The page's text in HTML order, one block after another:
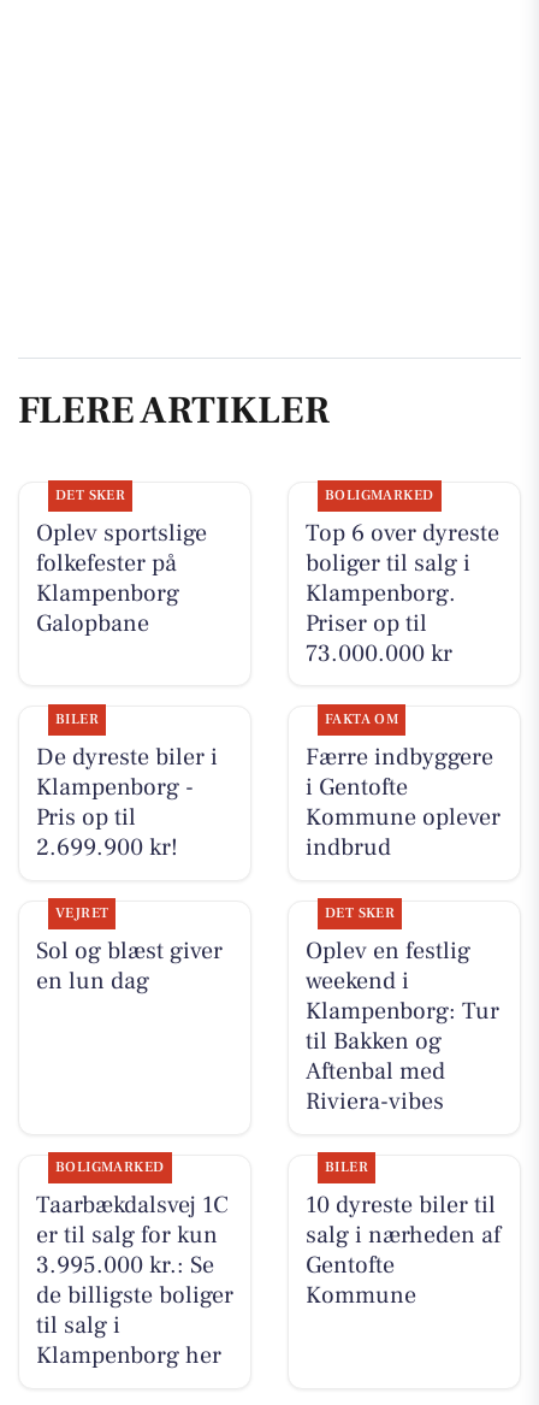
FLERE ARTIKLER
DET SKER
Oplev sportslige
folkefester på
Klampenborg
Galopbane
BOLIGMARKED
Top 6 over dyreste
boliger til salg i
Klampenborg.
Priser op til
73.000.000 kr
BILER
De dyreste biler i
Klampenborg -
Pris op til
2.699.900 kr!
FAKTA OM
Færre indbyggere
i Gentofte
Kommune oplever
indbrud
VEJRET
Sol og blæst giver
en lun dag
DET SKER
Oplev en festlig
weekend i
Klampenborg: Tur
til Bakken og
Aftenbal med
Riviera-vibes
BOLIGMARKED
Taarbækdalsvej 1C
er til salg for kun
3.995.000 kr.: Se
de billigste boliger
til salg i
Klampenborg her
BILER
10 dyreste biler til
salg i nærheden af
Gentofte
Kommune